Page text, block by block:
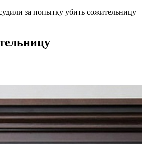
за попытку убить сожительницу